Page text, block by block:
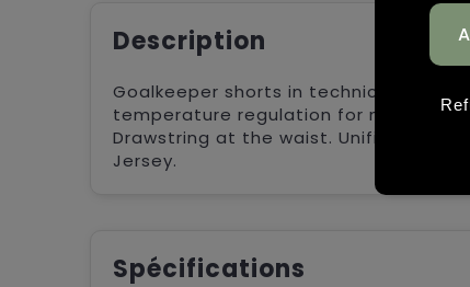
Description
Goalkeeper shorts in technical fabric
temperature regulation for maximum
Drawstring at the waist. Unified
Jersey.
Spécifications